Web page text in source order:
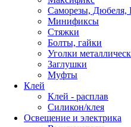
Саморезы,
Минификсы
Стяжки
Болты, гайки
Уголки
Заглушки
Муфты
Клей
Клей - расплав
Силикон/клея
Освещение и электрика